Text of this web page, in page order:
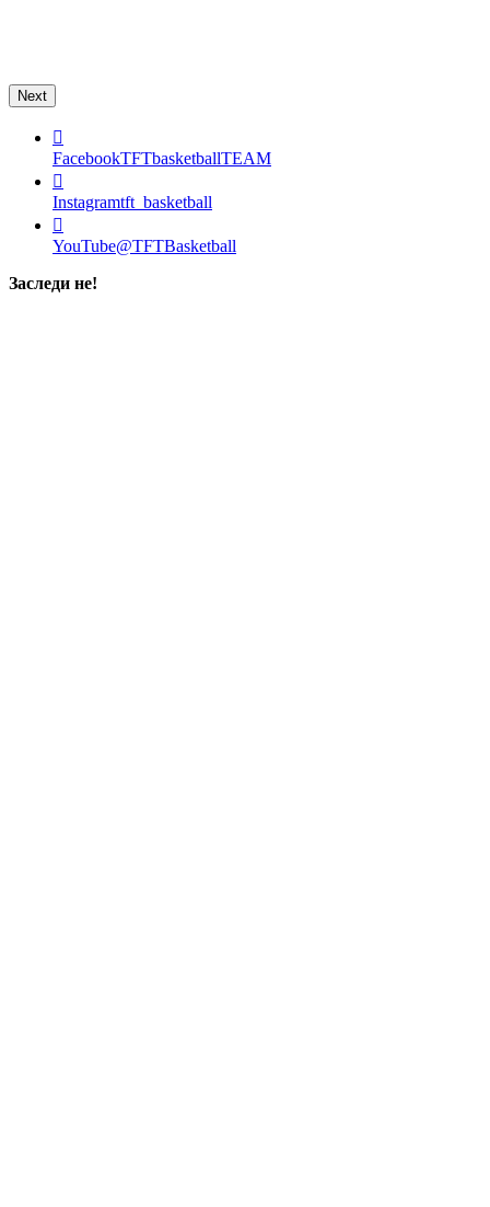
Next
FacebookTFTbasketballTEAM
Instagramtft_basketball
YouTube@TFTBasketball
Заследи не!